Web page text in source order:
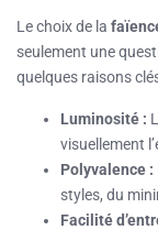
Le choix de la
seulement une
quelques raisons
Luminosité :
visuellement
Polyvalence :
styles, du
Facilité